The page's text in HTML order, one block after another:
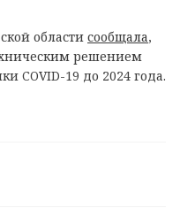
области сообщала,
решением
COVID-19 до 2024 года.